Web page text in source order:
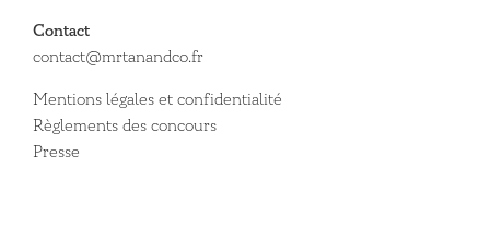
Contact
contact@mrtanandco.fr
Mentions légales et confidentialité
Règlements des concours
Presse